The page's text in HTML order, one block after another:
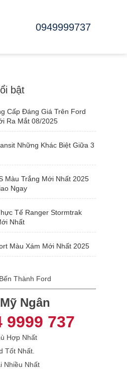
0949999737
bật
Cấp Đáng Giá Trên Ford
Ra Mắt 08/2025
Những Khác Biệt Giữa 3
Màu Trắng Mới Nhất 2025
Ngay
Tế Ranger Stormtrak
Nhất
Màu Xám Mới Nhất 2025
Bến Thành Ford
Mỹ Ngân
9999 737
Hợp Nhất
Tốt Nhất.
Nhiều Nhất